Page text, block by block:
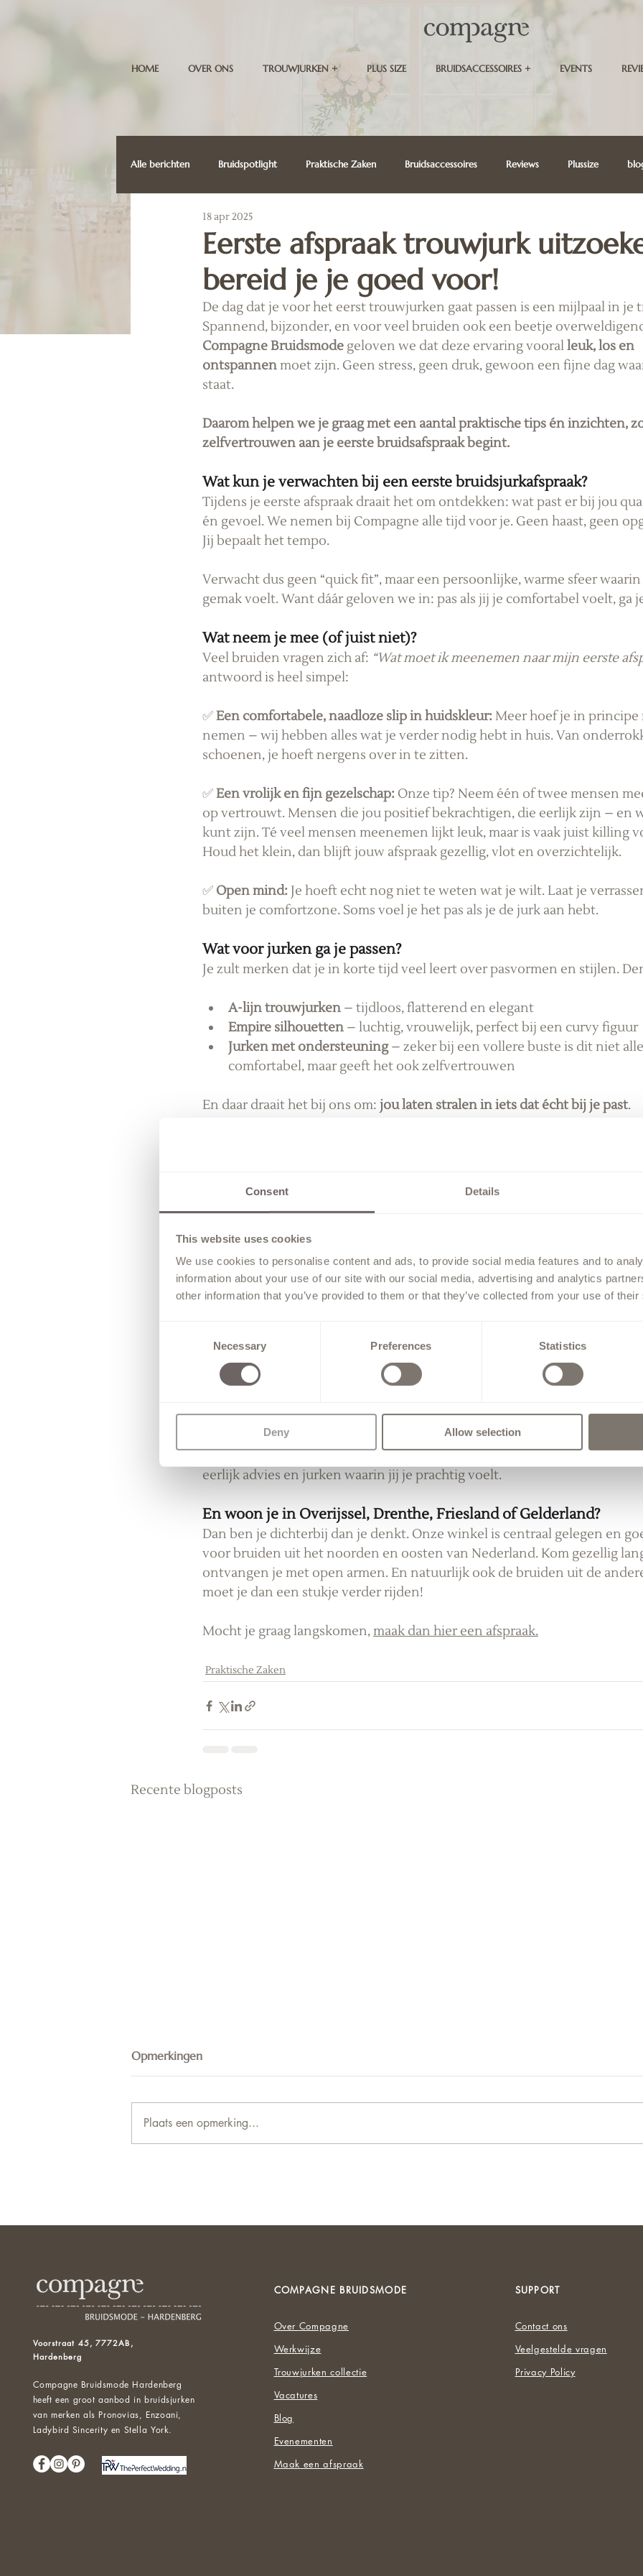
Consent Details
This website uses cookies
We use cookies to personalise content and ads, to provide social media features and to
information about your use of our site with our social media, advertising and analytics
other information that you’ve provided to them or that they’ve collected from your use of
Necessary Preferences Statistics
Deny Allow selection
HOME OVER ONS TROUWJURKEN + PLUS SIZE BRUIDSACCESSOIRES + EVENTS
Alle berichten Bruidspotlight Praktische Zaken Bruidsaccessoires Reviews Plussize
Eerste afspraak trouwjurk
bereid je je goed voor!
18 apr 2025
De dag dat je voor het eerst trouwjurken gaat passen is een mijlpaal in
Spannend, bijzonder, en voor veel bruiden ook een beetje
Compagne Bruidsmode geloven we dat deze ervaring vooral leuk, los en
ontspannen moet zijn. Geen stress, geen druk, gewoon een fijne dag
staat.
Daarom helpen we je graag met een aantal praktische tips én inzichten,
zelfvertrouwen aan je eerste bruidsafspraak begint.
Wat kun je verwachten bij een eerste bruidsjurkafspraak?
Tijdens je eerste afspraak draait het om ontdekken: wat past er bij jou
én gevoel. We nemen bij Compagne alle tijd voor je. Geen haast, geen
Jij bepaalt het tempo.
Verwacht dus geen “quick fit”, maar een persoonlijke, warme sfeer
gemak voelt. Want dáár geloven we in: pas als jij je comfortabel voelt, ga
Wat neem je mee (of juist niet)?
Veel bruiden vragen zich af: “Wat moet ik meenemen naar mijn eerste
antwoord is heel simpel:
✅ Een comfortabele, naadloze slip in huidskleur: Meer hoef je in principe
nemen – wij hebben alles wat je verder nodig hebt in huis. Van
schoenen, je hoeft nergens over in te zitten.
✅ Een vrolijk en fijn gezelschap: Onze tip? Neem één of twee mensen
op vertrouwt. Mensen die jou positief bekrachtigen, die eerlijk zijn – en
kunt zijn. Té veel mensen meenemen lijkt leuk, maar is vaak juist killing
Houd het klein, dan blijft jouw afspraak gezellig, vlot en overzichtelijk.
✅ Open mind: Je hoeft echt nog niet te weten wat je wilt. Laat je
buiten je comfortzone. Soms voel je het pas als je de jurk aan hebt.
Wat voor jurken ga je passen?
Je zult merken dat je in korte tijd veel leert over pasvormen en stijlen.
A-lijn trouwjurken – tijdloos, flatterend en elegant
Empire silhouetten – luchtig, vrouwelijk, perfect bij een curvy figuur
Jurken met ondersteuning – zeker bij een vollere buste is dit niet
comfortabel, maar geeft het ook zelfvertrouwen
En daar draait het bij ons om: jou laten stralen in iets dat écht bij je past.
Dat is juist helemaal oké. Je hoeft echt nog geen Pinterest-moodboard
“Wat als ik meteen verliefd ben op een jurk?”
Dan is dat prachtig. Sommige bruiden voelen het direct, en als dat
dat moment samen.
Dan zorgen wij dat dat gevoel snel verdwijnt. Wij doen er alles aan om je
Bij Compagne Bruidsmode geloven we dat je zelfverzekerd en
kunnen kiezen. Daarom nemen we de tijd, houden we het gezellig, en
een omgeving waarin jij gewoon jezelf kunt zijn. Geen druk, geen
eerlijk advies en jurken waarin jij je prachtig voelt.
En woon je in Overijssel, Drenthe, Friesland of Gelderland?
Dan ben je dichterbij dan je denkt. Onze winkel is centraal gelegen en
voor bruiden uit het noorden en oosten van Nederland. Kom gezellig
ontvangen je met open armen. En natuurlijk ook de bruiden uit de
moet je dan een stukje verder rijden!
Mocht je graag langskomen, maak dan hier een afspraak.
Praktische Zaken
Recente blogposts
Opmerkingen
Plaats een opmerking...
Voorstraat 45, 7772AB,
Hardenberg
Compagne Bruidsmode Hardenberg
heeft een groot aanbod in bruidsjurken
van merken als Pronovias, Enzoani,
Ladybird Sincerity en Stella York.
COMPAGNE BRUIDSMODE
Over Compagne
Werkwijze
Trouwjurken collectie
Vacatures
Blog
Evenementen
Maak een afspraak
SUPPORT
Contact ons
Veelgestelde vragen
Privacy Policy